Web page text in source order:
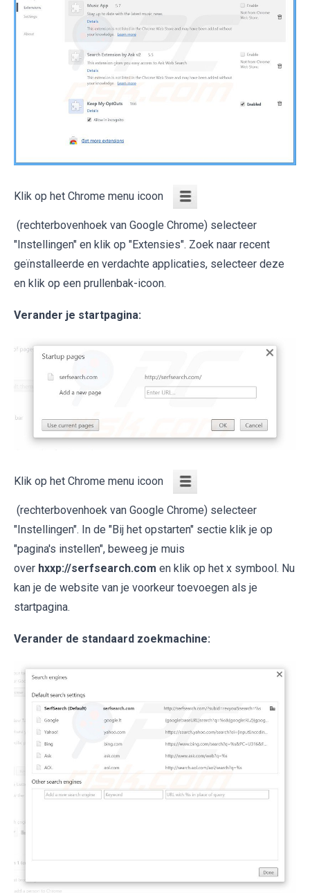
Klik op het Chrome menu icoon
(rechterbovenhoek van Google Chrome) selecteer
"Instellingen" en klik op "Extensies". Zoek naar recent
geïnstalleerde en verdachte applicaties, selecteer deze
en klik op een prullenbak-icoon.
Verander je startpagina:
Klik op het Chrome menu icoon
(rechterbovenhoek van Google Chrome) selecteer
"Instellingen". In de "Bij het opstarten" sectie klik je op
"pagina's instellen", beweeg je muis
over hxxp://serfsearch.com en klik op het x symbool. Nu
kan je de website van je voorkeur toevoegen als je
startpagina.
Verander de standaard zoekmachine: